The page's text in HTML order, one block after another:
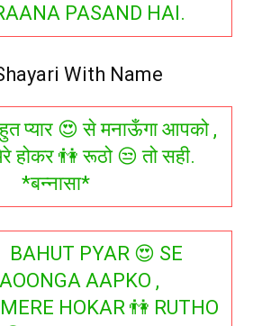
PASAND HAI.
With Name
प्यार 😍 से मनाऊँगा आपको ,
होकर 👫 रूठो 😒 तो सही.
*बन्नासा*
BAHUT PYAR 😍 SE
AAPKO ,
HOKAR 👫 RUTHO